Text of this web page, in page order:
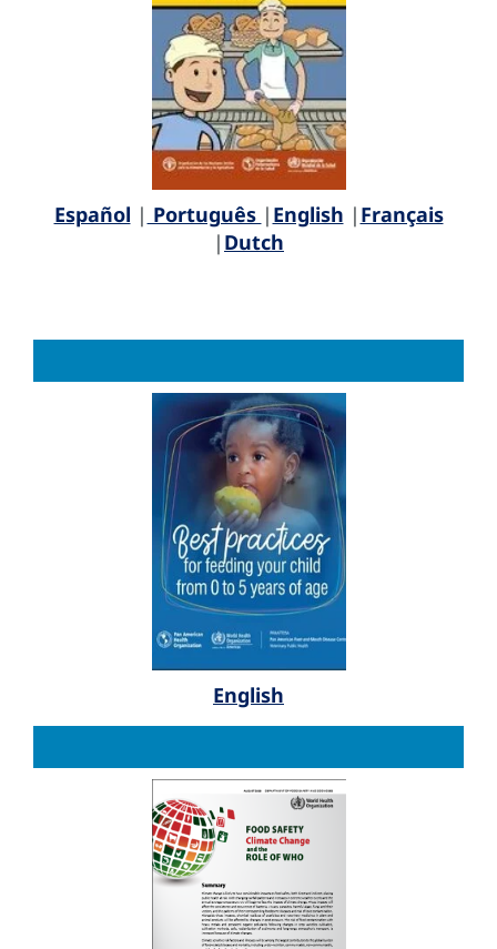
Español | Português | English | Français
| Dutch
English